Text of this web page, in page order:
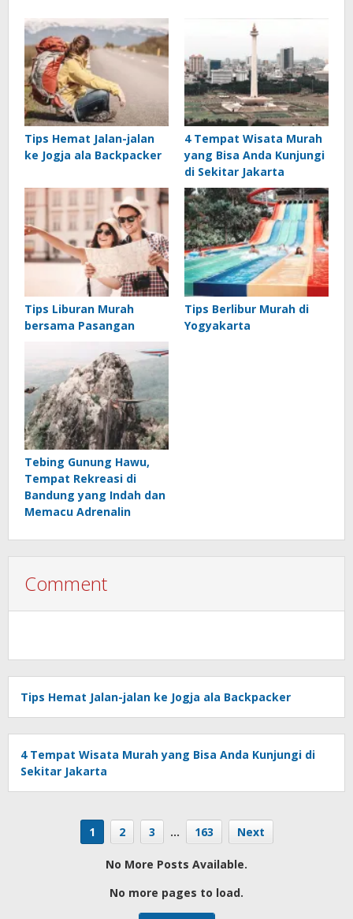
Tips Hemat Jalan-jalan
ke Jogja ala Backpacker
4 Tempat Wisata Murah
yang Bisa Anda Kunjungi
di Sekitar Jakarta
Tips Liburan Murah
bersama Pasangan
Tips Berlibur Murah di
Yogyakarta
Tebing Gunung Hawu,
Tempat Rekreasi di
Bandung yang Indah dan
Memacu Adrenalin
Comment
Tips Hemat Jalan-jalan ke Jogja ala Backpacker
4 Tempat Wisata Murah yang Bisa Anda Kunjungi di
Sekitar Jakarta
1 2 3 … 163 Next
No More Posts Available.
No more pages to load.